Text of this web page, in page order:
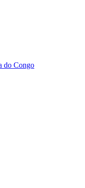
do Congo